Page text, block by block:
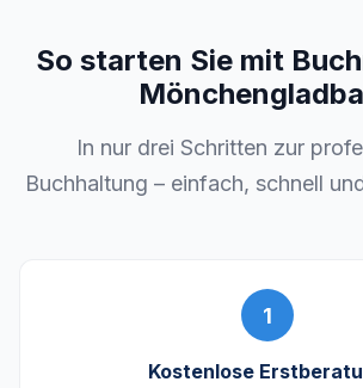
So starten Sie mit
In nur drei Schritten zur
Buchhaltung – einfach, schnell
1
Kostenlose